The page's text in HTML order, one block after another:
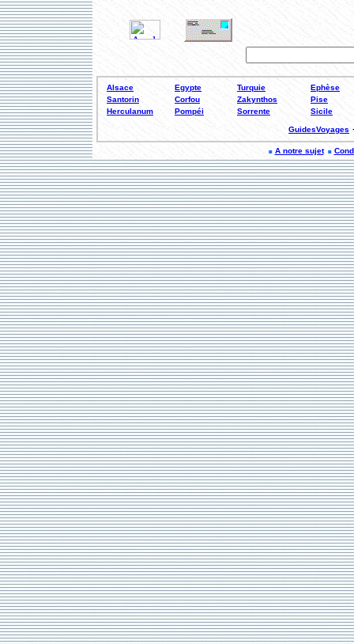
Alsace Egypte Turquie
Ephèse
Santorin
Corfou Zakynthos
Pise
Herculanum
Pompéi Sorrente Sicile
GuidesVoyages
A notre sujet